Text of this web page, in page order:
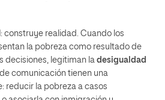
construye realidad. Cuando los
la pobreza como resultado de
decisiones, legitiman la desigualdad
de comunicación tienen una
reducir la pobreza a casos